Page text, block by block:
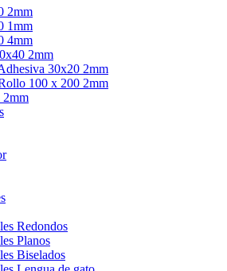
2mm
1mm
4mm
2mm
30x20 2mm
100 x 200 2mm
2mm
Redondos
Planos
Biselados